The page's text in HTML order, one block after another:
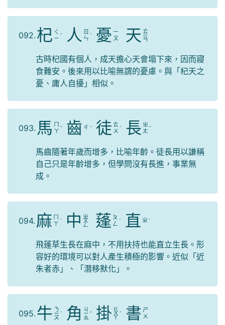
092. 杞 ㄑ
ㄧ ˇ 人 ㄖ
ㄣ ˊ 憂 ㄧ
ㄡ
天 ㄊ
ㄧ
ㄢ
古時杞國有個人，成天擔心天會塌下來，因而寢
食難安。後來用以比喻無謂的憂慮。與「杞天之
憂、庸人自擾」相似。
093. 馬 ㄇ
ㄚ ˇ 齒 ㄔ ˇ 徒 ㄊ
ㄨ ˊ 長 ㄓ
ㄤ ˇ
馬齒隨著年歲而增多，比喻年齡。徒長用以謙稱
自己只是年齡增多，但學問沒有長進，事業無
成。
094. 麻 ㄇ
ㄚ ˊ 中 ㄓ
ㄨ
ㄥ 蓬 ㄆ
ㄥ ˊ 直 ㄓ ˊ
飛蓬草生長在麻中，不用扶持也能直立生長。形
容好的環境可以對人產生積極的影響。近似「近
朱者赤」、「潛移默化」。
095. 牛 ㄋ
ㄧ
ㄡ
ˊ 角 ㄐ
ㄧ
ㄠ
ˇ 掛 ㄍ
ㄨ
ㄚ
ˋ 書 ㄕ
ㄨ